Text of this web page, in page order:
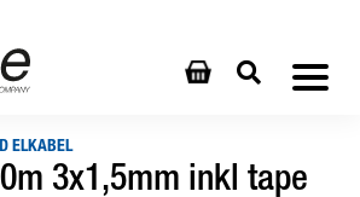
ELKABEL
3x1,5mm inkl tape